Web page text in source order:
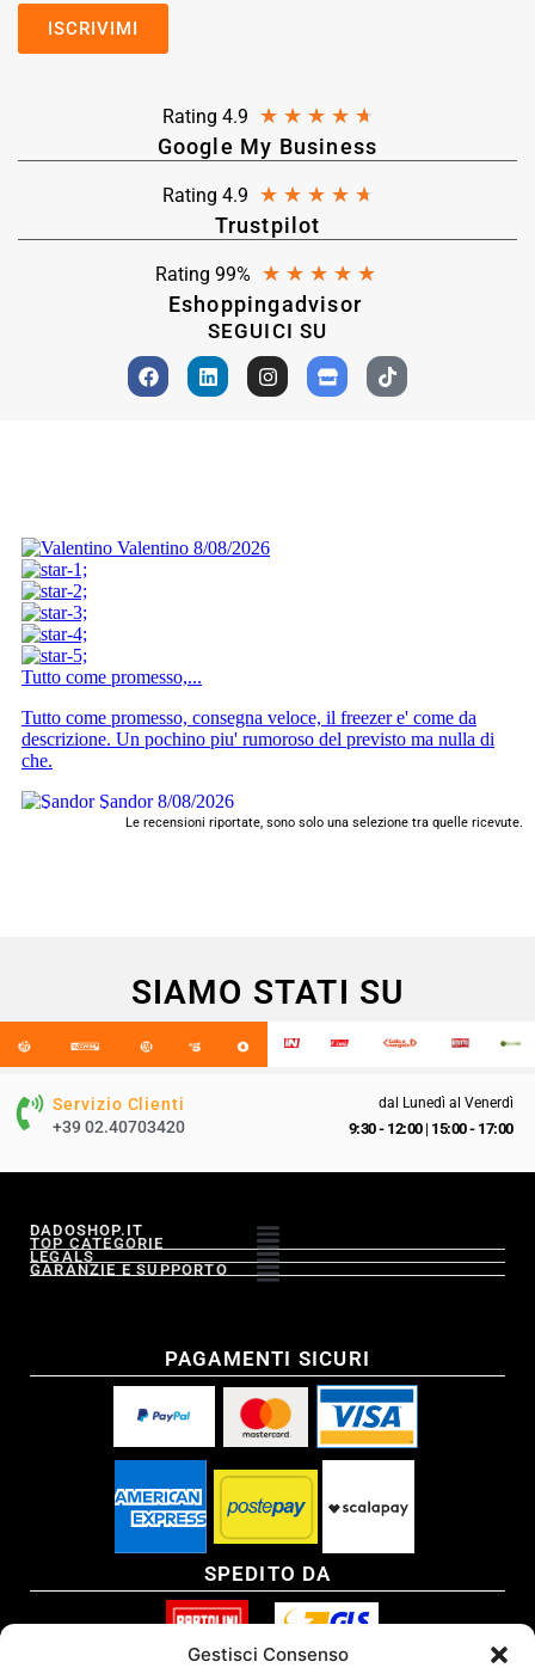
Gestisci Consenso
Rating 4.9 ★ ★ ★ ★ ★
Google My Business
Rating 4.9 ★ ★ ★ ★ ★
Trustpilot
Rating 99% ★ ★ ★ ★ ★
Eshoppingadvisor
SEGUICI SU
Le recensioni riportate, sono solo una selezione tra quelle ricevute.
SIAMO STATI SU
Servizio Clienti
+39 02.40703420
dal Lunedì al Venerdì
9:30 - 12:00| 15:00 - 17:00
DADOSHOP.IT
TOP CATEGORIE
LEGALS
GARANZIE E SUPPORTO
PAGAMENTI SICURI
SPEDITO DA